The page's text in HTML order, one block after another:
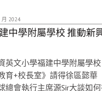
月 2024
中學附屬學校 推動新
英文小學福建中學附屬學
育+校長室》請得徐區懿
總會執行主席源Sir大談如